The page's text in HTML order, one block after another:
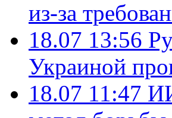
из-за
18.07 13:56
Украиной
18.07 11:47